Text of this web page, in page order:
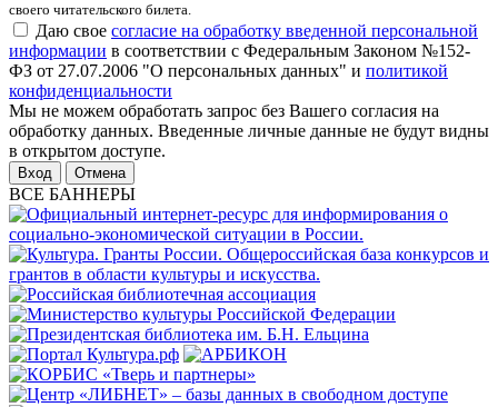
своего читательского билета.
Даю свое согласие на обработку введенной персональной
информации в соответствии с Федеральным Законом №152-
ФЗ от 27.07.2006 "О персональных данных" и политикой
конфиденциальности
Мы не можем обработать запрос без Вашего согласия на
обработку данных. Введенные личные данные не будут видны
в открытом доступе.
Отмена
ВСЕ БАННЕРЫ